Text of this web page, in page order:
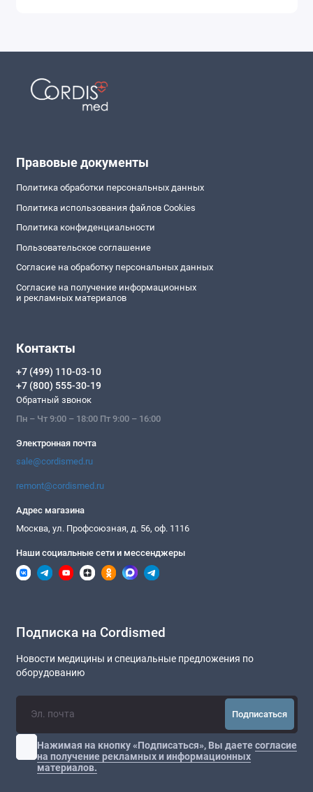
Правовые документы
Политика обработки персональных данных
Политика использования файлов Cookies
Политика конфиденциальности
Пользовательское соглашение
Согласие на обработку персональных данных
Согласие на получение информационных
и рекламных материалов
Контакты
+7 (499) 110-03-10
+7 (800) 555-30-19
Обратный звонок
Пн – Чт 9:00 – 18:00 Пт 9:00 – 16:00
Электронная почта
sale@cordismed.ru
remont@cordismed.ru
Адрес магазина
Москва, ул. Профсоюзная, д. 56, оф. 1116
Наши социальные сети и мессенджеры
Подписка на Cordismed
Новости медицины и специальные предложения по
оборудованию
Подписаться
Нажимая на кнопку «Подписаться», Вы даетесогласие
на получение рекламных и информационных
материалов.